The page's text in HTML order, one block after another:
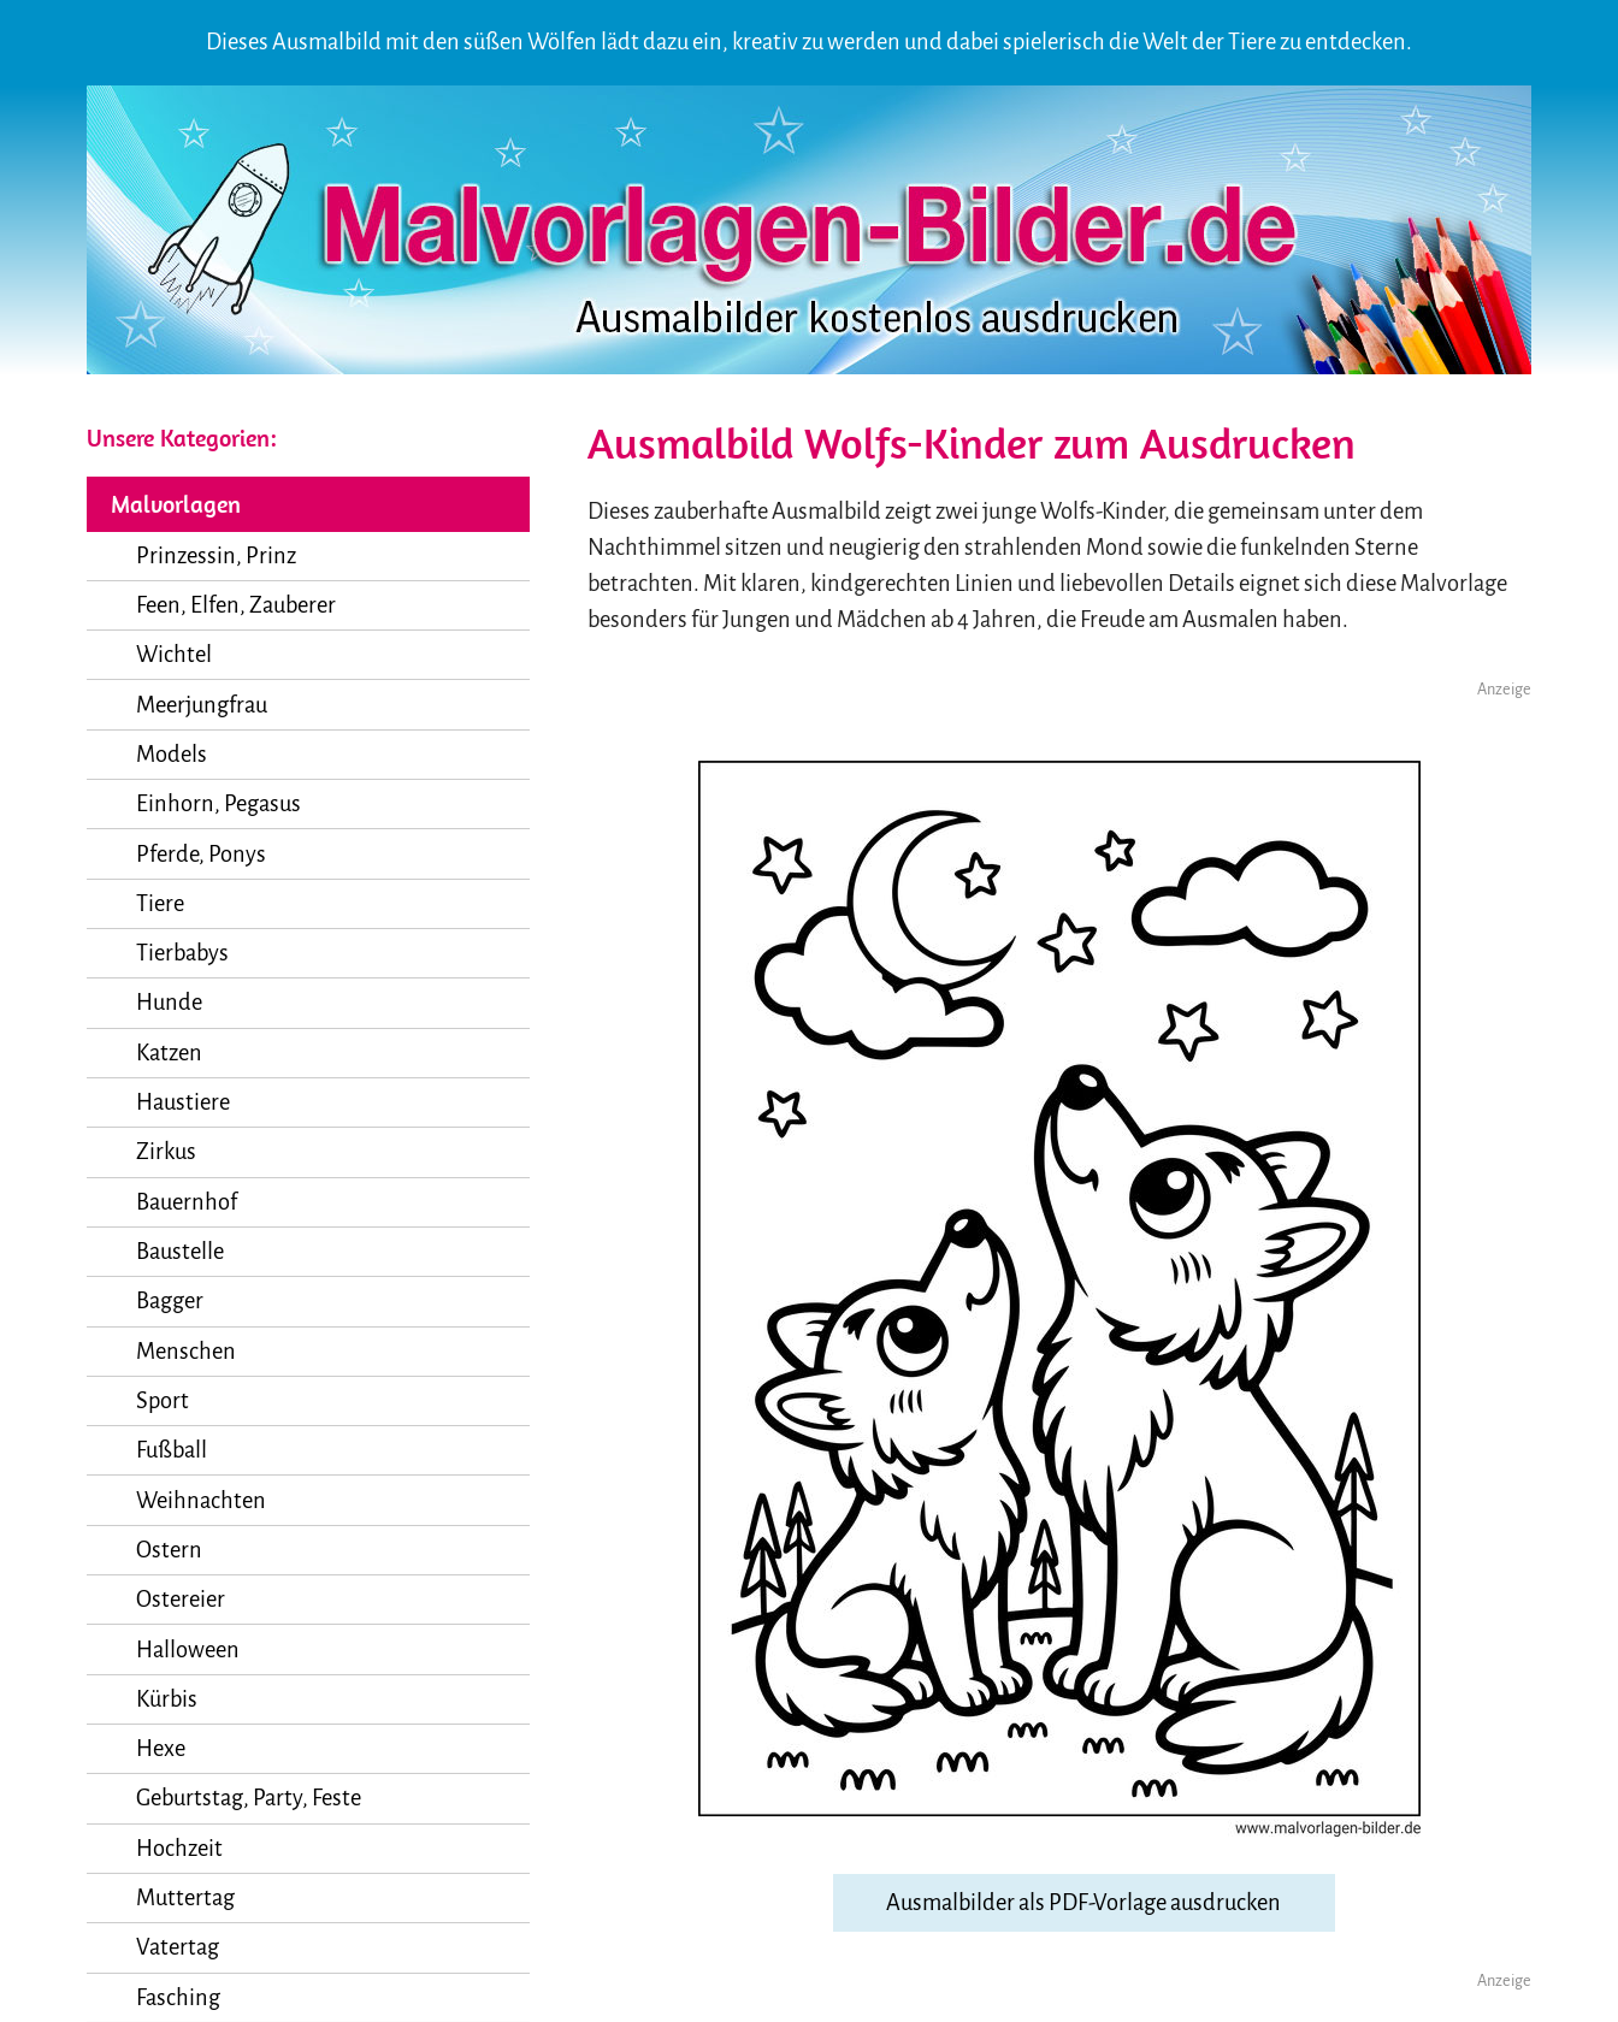
Dieses Ausmalbild mit den süßen Wölfen lädt dazu ein, kreativ zu werden und dabei spielerisch die Welt der Tiere zu entdecken.
Unsere Kategorien:
Malvorlagen
Prinzessin, Prinz
Feen, Elfen, Zauberer
Wichtel
Meerjungfrau
Models
Einhorn, Pegasus
Pferde, Ponys
Tiere
Tierbabys
Hunde
Katzen
Haustiere
Zirkus
Bauernhof
Baustelle
Bagger
Menschen
Sport
Fußball
Weihnachten
Ostern
Ostereier
Halloween
Kürbis
Hexe
Geburtstag, Party, Feste
Hochzeit
Muttertag
Vatertag
Fasching
Ausmalbild Wolfs-Kinder zum Ausdrucken
Dieses zauberhafte Ausmalbild zeigt zwei junge Wolfs-Kinder, die gemeinsam unter dem
Nachthimmel sitzen und neugierig den strahlenden Mond sowie die funkelnden Sterne
betrachten. Mit klaren, kindgerechten Linien und liebevollen Details eignet sich diese Malvorlage
besonders für Jungen und Mädchen ab 4 Jahren, die Freude am Ausmalen haben.
Anzeige
Ausmalbilder als PDF-Vorlage ausdrucken
Anzeige